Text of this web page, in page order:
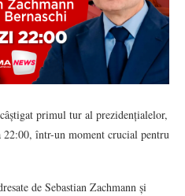
primul tur al prezidențialelor,
într-un moment crucial pentru
de Sebastian Zachmann și